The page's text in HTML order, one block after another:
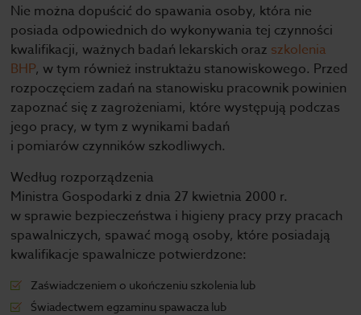
Nie można dopuścić do spawania osoby, która nie
posiada odpowiednich do wykonywania tej czynności
kwalifikacji, ważnych badań lekarskich oraz szkolenia
BHP, w tym również instruktażu stanowiskowego. Przed
rozpoczęciem zadań na stanowisku pracownik powinien
zapoznać się z zagrożeniami, które występują podczas
jego pracy, w tym z wynikami badań
i pomiarów czynników szkodliwych.
Według rozporządzenia
Ministra Gospodarki z dnia 27 kwietnia 2000 r.
w sprawie bezpieczeństwa i higieny pracy przy pracach
spawalniczych, spawać mogą osoby, które posiadają
kwalifikacje spawalnicze potwierdzone:
Zaświadczeniem o ukończeniu szkolenia lub
Świadectwem egzaminu spawacza lub